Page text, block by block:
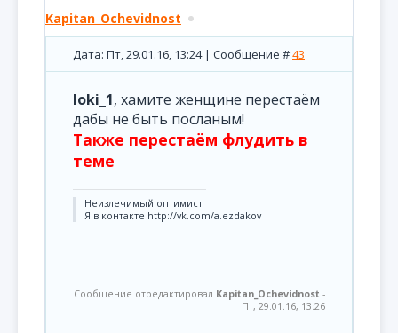
Kapitan_Ochevidnost
Дата: Пт, 29.01.16, 13:24 | Сообщение #43
loki_1, хамите женщине перестаём
дабы не быть посланым!
Также перестаём флудить в
теме
Неизлечимый оптимист
Я в контакте http://vk.com/a.ezdakov
Сообщение отредактировал Kapitan_Ochevidnost -
Пт, 29.01.16, 13:26